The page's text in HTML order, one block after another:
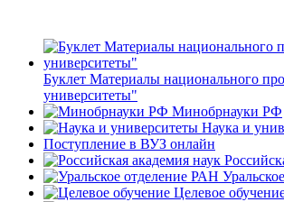
Буклет Материалы национального
университеты"
Минобрнауки РФ
Наука и
Поступление в ВУЗ онлайн
Целевое